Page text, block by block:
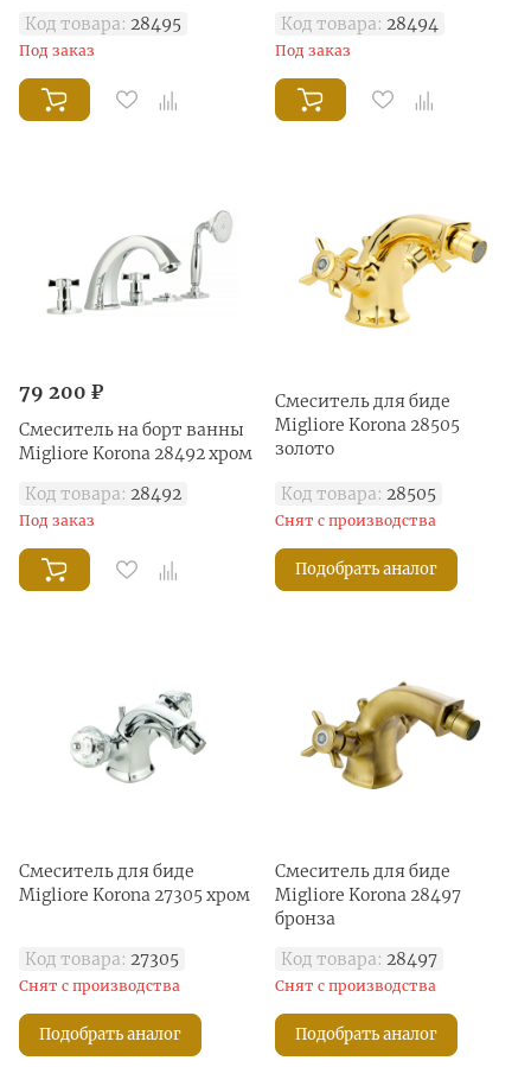
Код товара: 28495
Под заказ
Код товара: 28494
Под заказ
79 200 ₽
Смеситель на борт ванны
Migliore Korona 28492 хром
Код товара: 28492
Под заказ
Смеситель для биде
Migliore Korona 28505
золото
Код товара: 28505
Снят с производства
Подобрать аналог
Смеситель для биде
Migliore Korona 27305 хром
Код товара: 27305
Снят с производства
Подобрать аналог
Смеситель для биде
Migliore Korona 28497
бронза
Код товара: 28497
Снят с производства
Подобрать аналог